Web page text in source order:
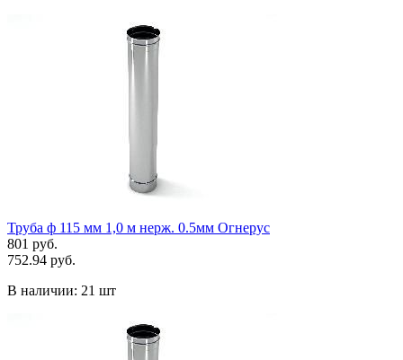
Труба ф 115 мм 1,0 м нерж. 0.5мм Огнерус
801 руб.
752.94 руб.
В наличии: 21 шт